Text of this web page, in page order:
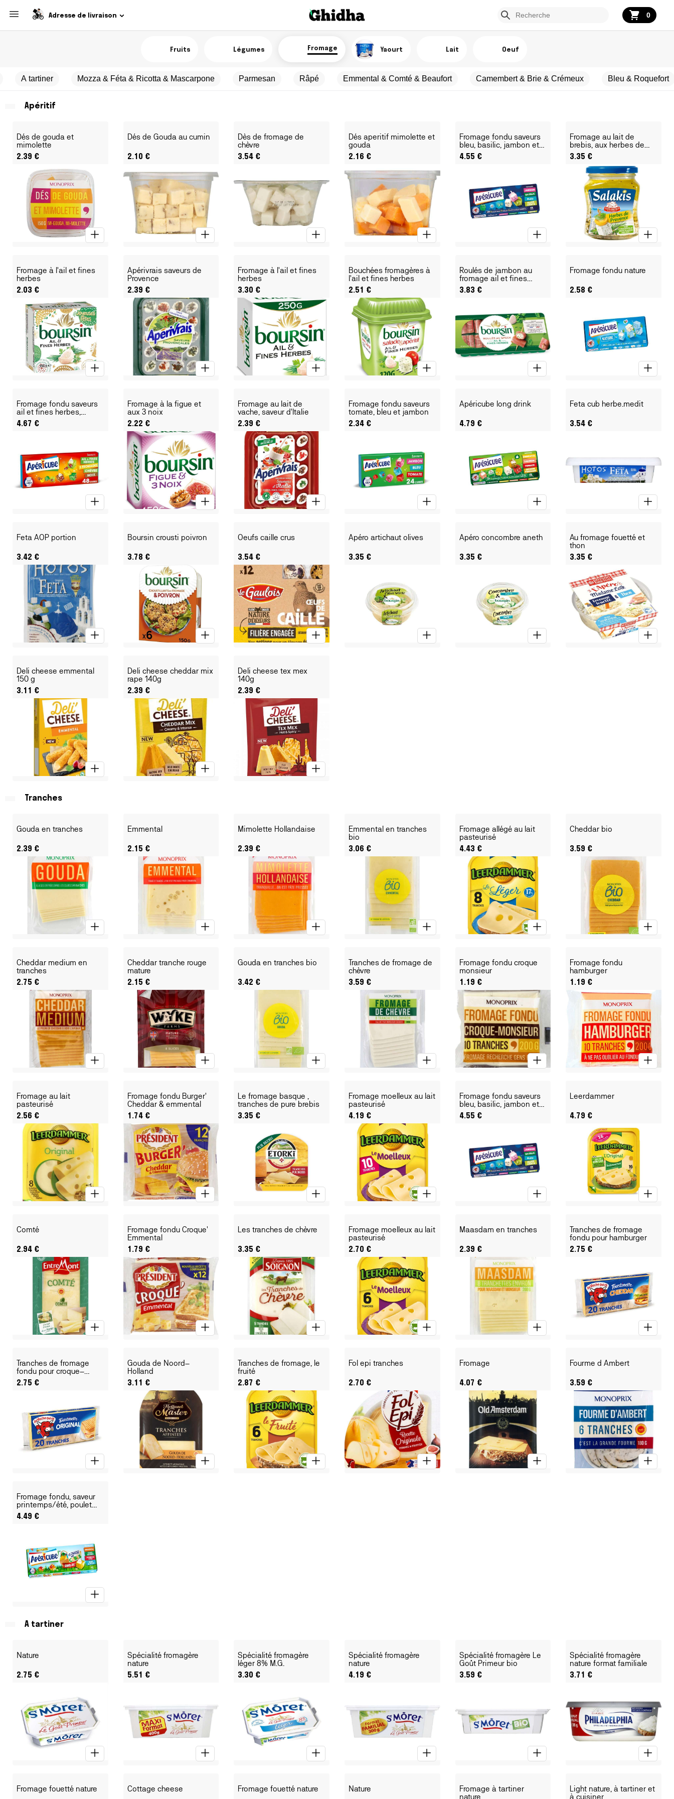
Adresse de livraison 0
Fruits Légumes Fromage Yaourt Lait Oeuf
A tartiner Mozza & Féta & Ricotta & Mascarpone Parmesan Râpé Emmental & Comté & Beaufort Camembert & Brie & Crémeux Bleu & Roquefort
Apéritif
Dés de gouda et
mimolette
2.39 €
Dés de Gouda au cumin
2.10 €
Dès de fromage de
chèvre
3.54 €
Dés aperitif mimolette et
gouda
2.16 €
Fromage fondu saveurs
bleu, basilic, jambon et
olive
4.55 €
Fromage au lait de
brebis, aux herbes de
Provence et poivrons
rouges
3.35 €
Fromage à l'ail et fines
herbes
2.03 €
Apérivrais saveurs de
Provence
2.39 €
Fromage à l'ail et fines
herbes
3.30 €
Bouchées fromagères à
l'ail et fines herbes
2.51 €
Roulés de jambon au
fromage ail et fines
herbes
3.83 €
Fromage fondu nature
2.58 €
Fromage fondu saveurs
ail et fines herbes,
jambon, chèvre et sau
4.67 €
Fromage à la figue et
aux 3 noix
2.22 €
Fromage au lait de
vache, saveur d'Italie
2.39 €
Fromage fondu saveurs
tomate, bleu et jambon
2.34€
Apéricube long drink
4.79 €
Feta cub herbe.medit
3.54 €
Feta AOP portion
3.42 €
Boursin crousti poivron
3.78 €
Oeufs caille crus
3.54 €
Apéro artichaut olives
3.35 €
Apéro concombre aneth
3.35 €
Au fromage fouetté et
thon
3.35 €
Deli cheese emmental
150 g
3.11 €
Deli cheese cheddar mix
rape 140g
2.39 €
Deli cheese tex mex
140g
2.39 €
Tranches
Gouda en tranches
2.39 €
Emmental
2.15 €
Mimolette Hollandaise
2.39 €
Emmental en tranches
bio
3.06 €
Fromage allégé au lait
pasteurisé
4.43 €
Cheddar bio
3.59 €
Cheddar medium en
tranches
2.75 €
Cheddar tranche rouge
mature
2.15 €
Gouda en tranches bio
3.42 €
Tranches de fromage de
chèvre
3.59 €
Fromage fondu croque
monsieur
1.19 €
Fromage fondu
hamburger
1.19 €
Fromage au lait
pasteurisé
2.56 €
Fromage fondu Burger'
Cheddar & emmental
1.74€
Le fromage basque ,
tranches de pure brebis
3.35 €
Fromage moelleux au lait
pasteurisé
4.19 €
Fromage fondu saveurs
bleu, basilic, jambon et
olive
4.55 €
Leerdammer
4.79 €
Comté
2.94 €
Fromage fondu Croque'
Emmental
1.79 €
Les tranches de chèvre
3.35 €
Fromage moelleux au lait
pasteurisé
2.70 €
Maasdam en tranches
2.39 €
Tranches de fromage
fondu pour hamburger
2.75 €
Tranches de fromage
fondu pour croque-
monsieur
2.75 €
Gouda de Noord-
Holland
3.11 €
Tranches de fromage, le
fruité
2.87 €
Fol epi tranches
2.70 €
Fromage
4.07 €
Fourme d Ambert
3.59 €
Fromage fondu, saveur
printemps/été, poulet
grillé/moutarde/tomate
et chèvre
4.49 €
A tartiner
Nature
2.75 €
Spécialité fromagère
nature
5.51 €
Spécialité fromagère
léger 8% M.G.
3.30 €
Spécialité fromagère
nature
4.19 €
Spécialité fromagère Le
Goût Primeur bio
3.59 €
Spécialité fromagère
nature format familiale
3.71 €
Fromage fouetté nature Cottage cheese Fromage fouetté nature Nature
Fromage à tartiner
nature
Light nature, à tartiner et
à cuisiner